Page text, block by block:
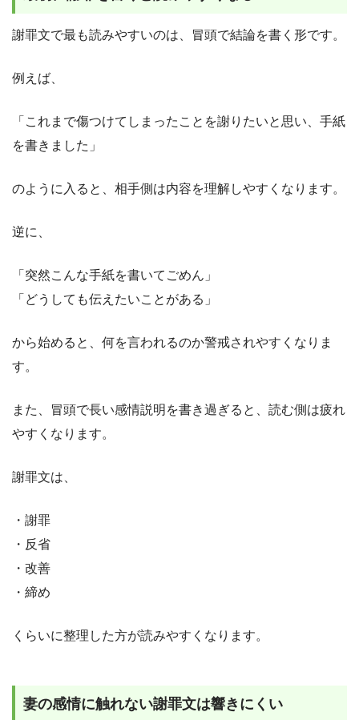
謝罪文で最も読みやすいのは、冒頭で結論を書く形です。
例えば、
「これまで傷つけてしまったことを謝りたいと思い、手紙
を書きました」
のように入ると、相手側は内容を理解しやすくなります。
逆に、
「突然こんな手紙を書いてごめん」
「どうしても伝えたいことがある」
から始めると、何を言われるのか警戒されやすくなりま
す。
また、冒頭で長い感情説明を書き過ぎると、読む側は疲れ
やすくなります。
謝罪文は、
・謝罪
・反省
・改善
・締め
くらいに整理した方が読みやすくなります。
妻の感情に触れない謝罪文は響きにくい